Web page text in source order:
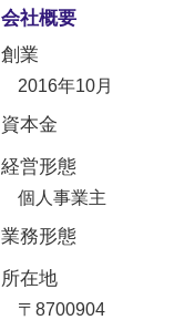
会社概要
創業
2016年10月
資本金
経営形態
個人事業主
業務形態
所在地
〒8700904